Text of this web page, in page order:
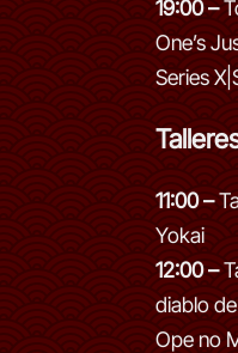
19:00 –
One’s
Series
11:00 –
Yokai
12:00 –
diablo
Ope no